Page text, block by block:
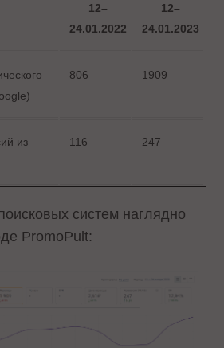
12–
24.01.2022
12–
24.01.2023
806 1909
из
116 247
систем наглядно
PromoPult: